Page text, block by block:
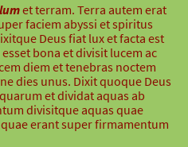
et terram. Terra autem erat
faciem abyssi et spiritus
Deus fiat lux et facta est
bona et divisit lucem ac
diem et tenebras noctem
dies unus. Dixit quoque Deus
et dividat aquas ab
divisitque aquas quae
erant super firmamentum